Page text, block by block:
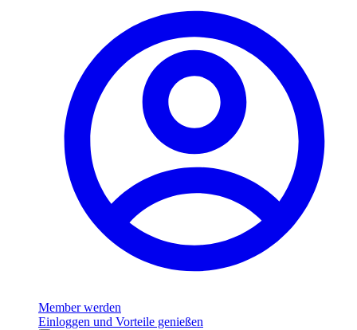
Member werden
Einloggen und Vorteile genießen